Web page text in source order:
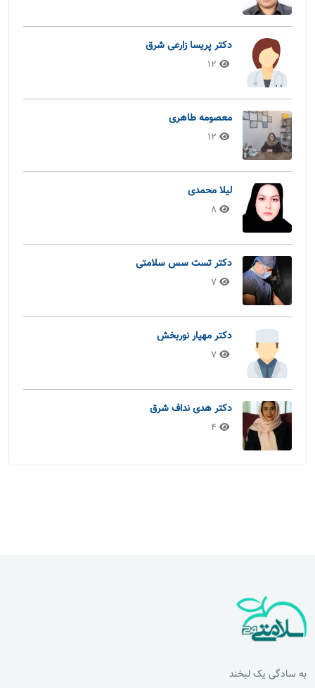
دکتر پریسا زارعی شرق
12
معصومه طاهری
12
لیلا محمدی
8
دکتر تست سس سلامتی
7
دکتر مهیار نوربخش
7
دکتر هدی نداف شرق
4
به سادگی یک لبخند